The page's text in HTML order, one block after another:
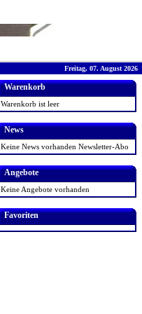
Freitag, 07. August 2026
Warenkorb
Warenkorb ist leer
News
Keine News vorhanden Newsletter-Abo
Angebote
Keine Angebote vorhanden
Favoriten